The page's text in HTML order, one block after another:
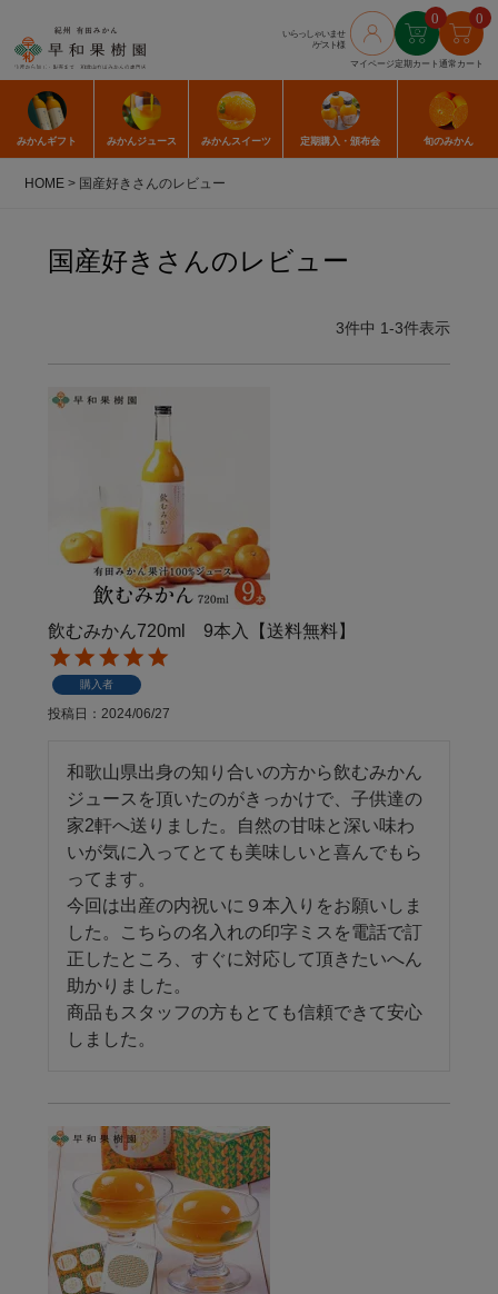
いらっしゃいませ
/ゲスト様
マイページ
0
定期カート
0
通常カート
みかんギフト みかんジュース みかんスイーツ 定期購入 ・頒布会 旬のみかん
HOME 国産好きさんのレビュー
国産好きさんのレビュー
3件中 1-3件表示
飲むみかん720ml 9本入【送料無料】
購入者
投稿日 2024/06/27
和歌山県出身の知り合いの方から飲むみかん
ジュースを頂いたのがきっかけで、子供達の
家2軒へ送りました。自然の甘味と深い味わ
いが気に入ってとても美味しいと喜んでもら
ってます。
今回は出産の内祝いに９本入りをお願いしま
した。こちらの名入れの印字ミスを電話で訂
正したところ、すぐに対応して頂きたいへん
助かりました。
商品もスタッフの方もとても信頼できて安心
しました。